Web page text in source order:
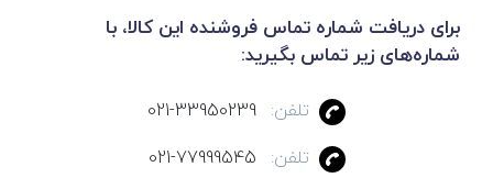
برای دریافت شماره تماس فروشنده این کالا، با
شماره‌های زیر تماس بگیرید:
تلفن:
021-33950239
تلفن:
021-77999545